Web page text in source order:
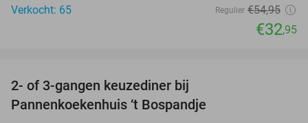
Verkocht: 65
Regulier €54,95
€32,95
2- of 3-gangen keuzediner bij
Pannenkoekenhuis ‘t Bospandje